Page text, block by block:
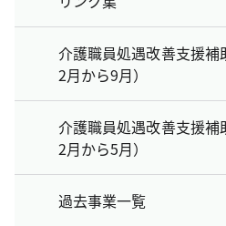
介護職員処遇改善支援
2月から9月）
介護職員処遇改善支援
2月から5月）
過去事業一覧